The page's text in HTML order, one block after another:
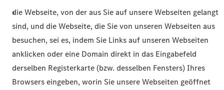
die Webseite, von der aus Sie auf unsere Webseiten gelangt
sind, und die Webseite, die Sie von unseren Webseiten aus
besuchen, sei es, indem Sie Links auf unseren Webseiten
anklicken oder eine Domain direkt in das Eingabefeld
derselben Registerkarte (bzw. desselben Fensters) Ihres
Browsers eingeben, worin Sie unsere Webseiten geöffnet